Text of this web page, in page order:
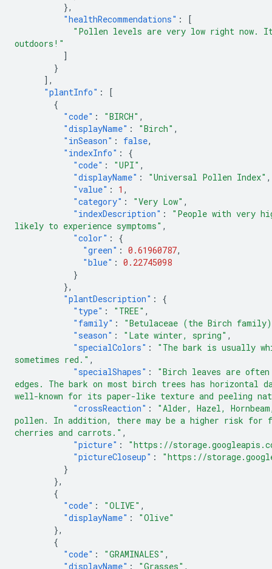
},
"healthRecommendations" :
[
"Pollen levels are very low right now.
outdoors!"
]
}
],
"plantInfo" :
[
{
"code" : "BIRCH" ,
"displayName" : "Birch" ,
"inSeason" : false,
"indexInfo" :
{
"code" : "UPI" ,
"displayName" : "Universal Pollen Index" ,
"value" : 1 ,
"category" : "Very Low" ,
"indexDescription" :
"People with very
likely to experience symptoms" ,
"color" :
{
"green" : 0.61960787,
"blue" : 0.22745098
}
},
"plantDescription" :
{
"type" : "TREE" ,
"family" :
"Betulaceae (the Birch
"season" : "Late winter, spring" ,
"specialColors" :
"The bark is usually
sometimes red." ,
"specialShapes" :
"Birch leaves are
edges. The bark on most birch trees has
well-known for its paper-like texture and peeling
"crossReaction" :
"Alder, Hazel,
pollen. In addition, there may be a higher risk for
cherries and carrots." ,
"picture" :
"https://
"pictureCloseup" :
"https://
}
},
{
"code" : "OLIVE" ,
"displayName" :
"Olive"
},
{
"code" : "GRAMINALES" ,
"displayName" : "Grasses" ,